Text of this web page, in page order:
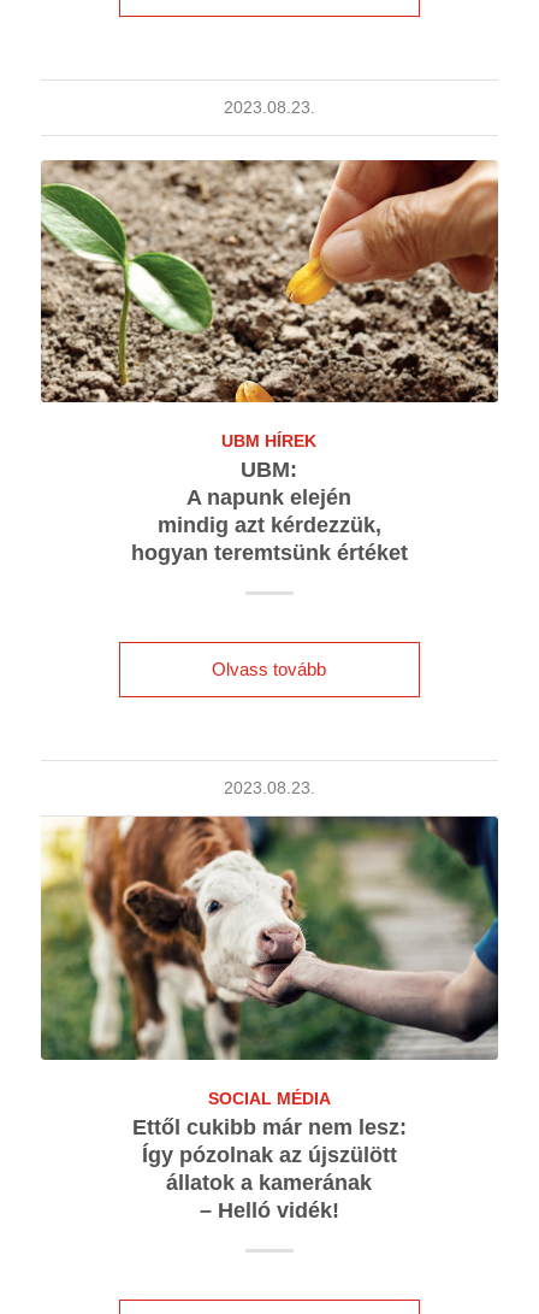
2023.08.23.
UBM HÍREK
UBM:
A napunk elején
mindig azt kérdezzük,
hogyan teremtsünk értéket
Olvass tovább
2023.08.23.
SOCIAL MÉDIA
Ettől cukibb már nem lesz:
Így pózolnak az újszülött
állatok a kamerának
– Helló vidék!